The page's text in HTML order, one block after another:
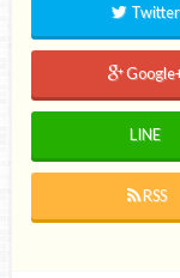
Twitter
LINE
RSS